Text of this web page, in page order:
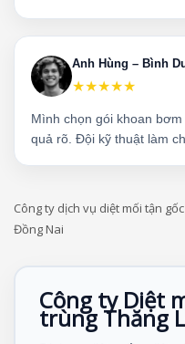
Anh Hùng – Bình
★★★★★
Mình chọn gói khoan
quả rõ. Đội kỹ thuật làm
Công ty dịch vụ diệt mối tận
Đồng Nai
Công ty Diệt
trùng Thăng